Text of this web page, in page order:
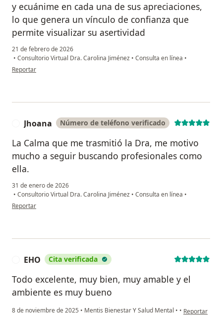
y ecuánime en cada una de sus apreciaciones,
lo que genera un vínculo de confianza que
permite visualizar su asertividad
21 de febrero de 2026
• Consultorio Virtual Dra. Carolina Jiménez • Consulta en línea •
en opinión del usuario Juan G
Reportar
Jhoana Número de teléfono verificado
La Calma que me trasmitió la Dra, me motivo
mucho a seguir buscando profesionales como
ella.
31 de enero de 2026
• Consultorio Virtual Dra. Carolina Jiménez • Consulta en línea •
en opinión del usuario Jhoana
Reportar
EHO Cita verificada
Todo excelente, muy bien, muy amable y el
ambiente es muy bueno
8 de noviembre de 2025 • Mentis Bienestar Y Salud Mental • • en opinión
Reportar